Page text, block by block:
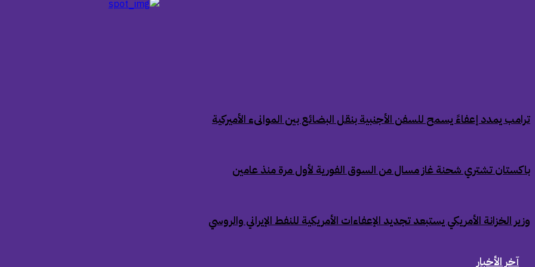
‏ترامب يمدد إعفاءً يسمح للسفن الأجنبية بنقل البضائع بين الموانىء الأميركية
‏باكستان تشتري شحنة غاز مسال من السوق الفورية لأول مرة منذ عامين
‏وزير الخزانة الأمريكي يستبعد تجديد الإعفاءات الأمريكية للنفط الإيراني والروسي
آخر الأخبار